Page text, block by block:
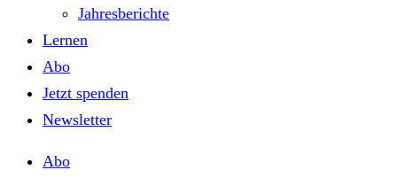
Jahresberichte
Lernen
Abo
Jetzt spenden
Newsletter
Abo